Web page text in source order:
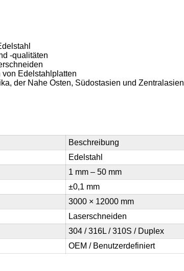
-qualitäten
Edelstahlplatten
der Nahe Osten, Südostasien und Zentralasien
Beschreibung
Edelstahl
1 mm – 50 mm
±0,1 mm
3000 × 12000 mm
Laserschneiden
304 / 316L / 310S / Duplex
OEM / Benutzerdefiniert